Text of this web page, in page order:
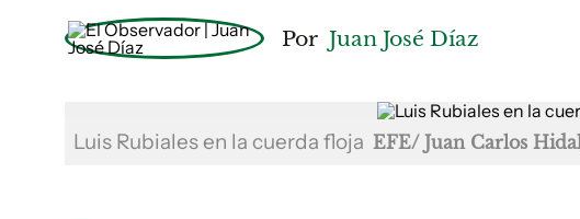
Por Juan José Díaz
Luis Rubiales en la cuerda floja EFE/ Juan Carlos